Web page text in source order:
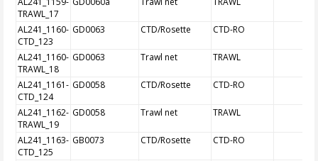
TRAWL_17
AL241_1160-
CTD_123
GD0063 CTD/Rosette CTD-RO
AL241_1160-
TRAWL_18
GD0063 Trawl net TRAWL
AL241_1161-
CTD_124
GD0058 CTD/Rosette CTD-RO
AL241_1162-
TRAWL_19
GD0058 Trawl net TRAWL
AL241_1163-
CTD_125
GB0073 CTD/Rosette CTD-RO